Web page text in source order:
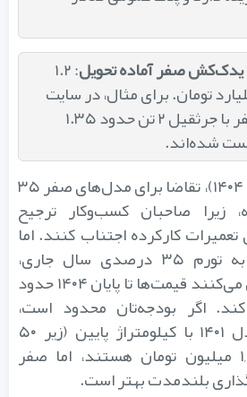
صفر آماده تحویل : ۱.۲
۱.۵ میلیارد تومان. برای مثال، در سایت
باما، مدل‌های صفر با جرثقیل ۲ تن حدود ۱.۳۵
شده‌اند.
طبق تحلیل دیوار (آبان ۱۴۰۴)، تقاضا برای مدل‌های صفر ۳۵
زیرا صاحبان کسب‌وکار ترجیح
کارکرده اجتناب کنند. اما
نکته مهم: با توجه به تورم ۳۵ درصدی سال جاری،
کارشناسان پیش‌بینی می‌کنند قیمت‌ها تا پایان ۱۴۰۴ حدود
اگر بودجه‌تان محدود است،
مدل‌های کارکرده مدل ۱۴۰۱ با کیلومتراژ پایین (زیر ۵۰
حدود ۸۰۰-۱,۰۰۰ میلیون تومان هستند، اما صفر
بلندمدت بهتر است.